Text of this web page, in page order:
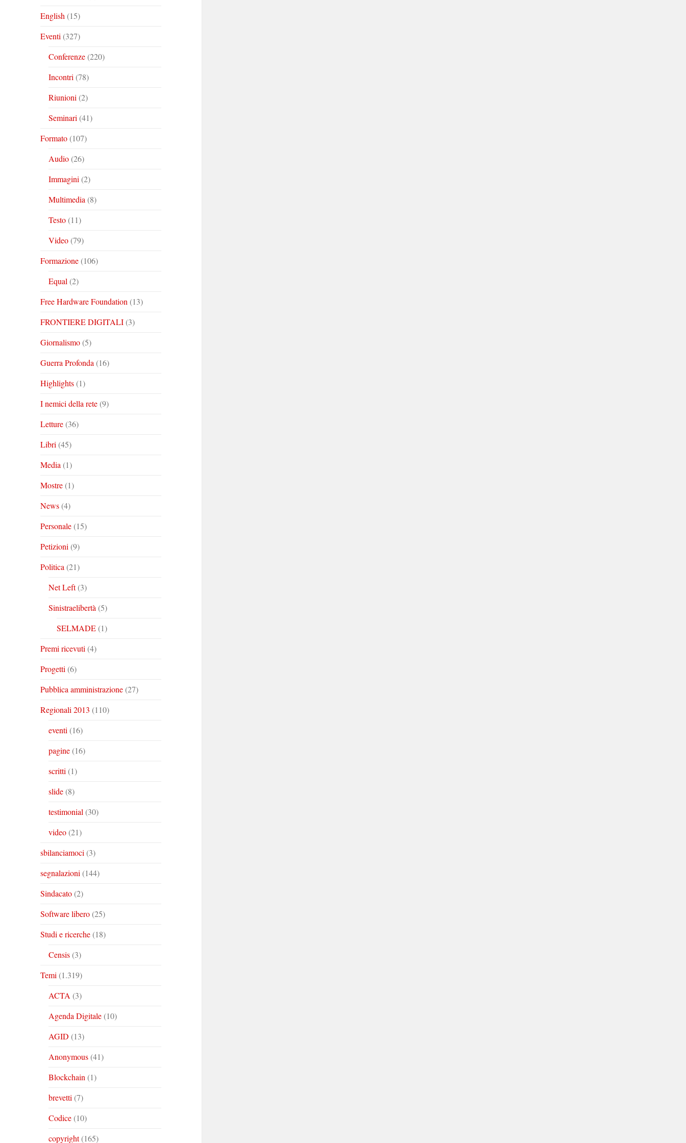
English (15)
Eventi (327)
Conferenze(220)
Incontri (78)
Riunioni (2)
Seminari (41)
Formato(107)
Audio(26)
Immagini (2)
Multimedia (8)
Testo(11)
Video(79)
Formazione(106)
Equal (2)
Free Hardware Foundation (13)
FRONTIERE DIGITALI(3)
Giornalismo(5)
Guerra Profonda (16)
Highlights(1)
I nemici della rete(9)
Letture(36)
Libri (45)
Media (1)
Mostre(1)
News(4)
Personale(15)
Petizioni (9)
Politica (21)
Net Left(3)
Sinistraelibertà (5)
SELMADE(1)
Premi ricevuti (4)
Progetti (6)
Pubblica amministrazione(27)
Regionali 2013 (110)
eventi (16)
pagine(16)
scritti (1)
slide(8)
testimonial (30)
video(21)
sbilanciamoci (3)
segnalazioni (144)
Sindacato(2)
Software libero(25)
Studi e ricerche(18)
Censis(3)
Temi (1.319)
ACTA (3)
Agenda Digitale(10)
AGID (13)
Anonymous(41)
Blockchain (1)
brevetti (7)
Codice(10)
copyright(165)